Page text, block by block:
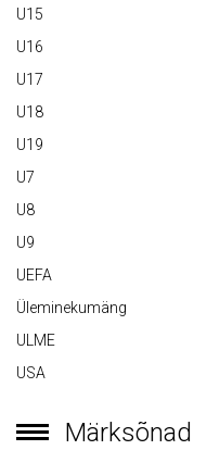
U15
U16
U17
U18
U19
U7
U8
U9
UEFA
Üleminekumäng
ULME
USA
Märksõnad